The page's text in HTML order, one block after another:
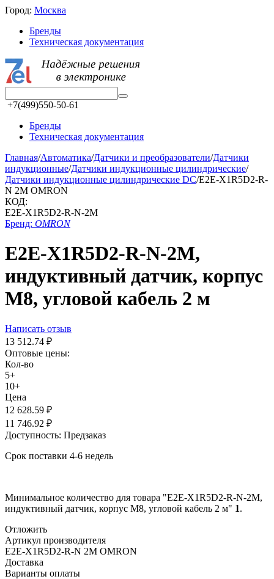
Город: Москва
Бренды
Техническая документация
+7(499)550-50-61
Бренды
Техническая документация
Главная/Автоматика/Датчики и преобразователи/Датчики
индукционные/Датчики индукционные цилиндрические/
Датчики индукционные цилиндрические DC/E2E-X1R5D2-R-
N 2M OMRON
КОД:
E2E-X1R5D2-R-N-2M
Бренд: OMRON
E2E-X1R5D2-R-N-2M,
индуктивный датчик, корпус
М8, угловой кабель 2 м
Написать отзыв
13 512.74 ₽
Оптовые цены:
Кол-во
5+
10+
Цена
12 628.59 ₽
11 746.92 ₽
Доступность: Предзаказ
Срок поставки 4-6 недель
Минимальное количество для товара "E2E-X1R5D2-R-N-2M,
индуктивный датчик, корпус М8, угловой кабель 2 м" 1.
Отложить
Артикул производителя
E2E-X1R5D2-R-N 2M OMRON
Доставка
Варианты оплаты